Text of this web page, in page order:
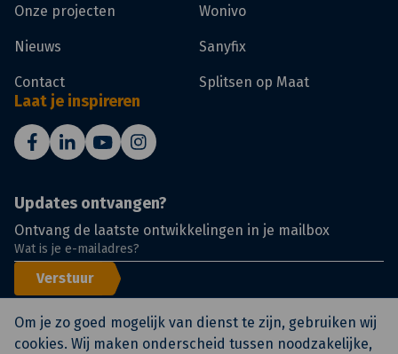
Onze projecten
Nieuws
Contact
Wonivo
Sanyfix
Splitsen op Maat
Laat je inspireren
Updates ontvangen?
Ontvang de laatste ontwikkelingen in je mailbox
Verstuur
Om je zo goed mogelijk van dienst te zijn, gebruiken wij
cookies. Wij maken onderscheid tussen noodzakelijke,